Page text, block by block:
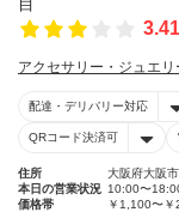
3.41
アクセサリー・ジュエリ
配達・デリバリー対応
QRコード決済可
住所
大阪府大阪
本日の営業状況 10:00〜
価格帯
￥1,100〜